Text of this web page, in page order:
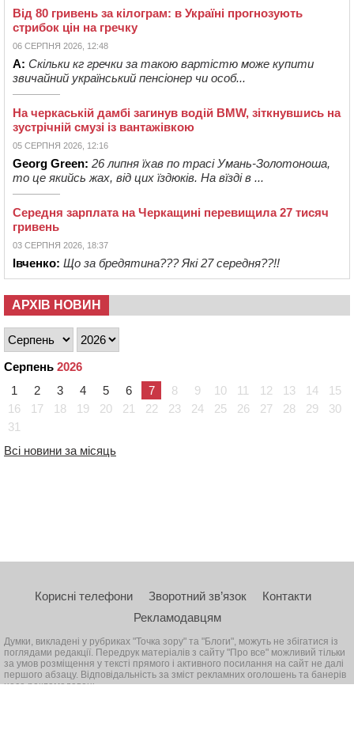
Від 80 гривень за кілограм: в Україні прогнозують
стрибок цін на гречку
06 СЕРПНЯ 2026, 12:48
А: Скільки кг гречки за такою вартістю може купити
звичайний український пенсіонер чи особ...
На черкаській дамбі загинув водій BMW, зіткнувшись на
зустрічній смузі із вантажівкою
05 СЕРПНЯ 2026, 12:16
Georg Green: 26 липня їхав по трасі Умань-Золотоноша,
то це якийсь жах, від цих їздюків. На вїзді в ...
Середня зарплата на Черкащині перевищила 27 тисяч
гривень
03 СЕРПНЯ 2026, 18:37
Івченко: Що за бредятина??? Які 27 середня??!!
АРХІВ НОВИН
Серпень 2026
1
2 3 4 5 6 7 8 9 10 11 12 13 14
15
16
17 18 19 20 21 22 23 24 25 26 27 28 29
30
31
Всі новини за місяць
Корисні телефони Зворотний зв’язок
Контакти
Рекламодавцям
Думки, викладені у рубриках "Точка зору" та "Блоги", можуть не збігатися із
поглядами редакції. Передрук матеріалів з сайту "Про все" можливий тільки
за умов розміщення у тексті прямого і активного посилання на сайт не далі
першого абзацу. Відповідальність за зміст рекламних оголошень та банерів
несе рекламодавець